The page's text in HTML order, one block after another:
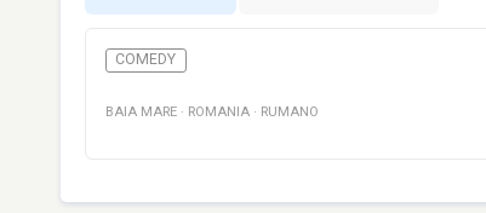
COMEDY
BAIA MARE · ROMANIA · RUMANO